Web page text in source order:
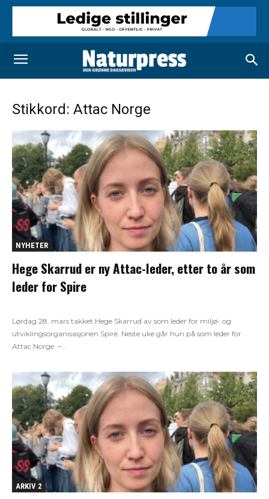
Stikkord: Attac Norge
NYHETER
Hege Skarrud er ny Attac-leder, etter to år som
leder for Spire
Lørdag 28. mars takket Hege Skarrud av som leder for miljø- og
utviklingsorganisasjonen Spire. Neste uke går hun på som leder for
Attac Norge. –...
ARKIV 2